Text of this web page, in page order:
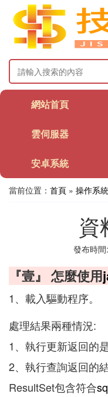
網站首頁
雲伺服器
安卓系統
當前位置： 首頁 » 操作系統
資
發布時
『壹』 怎麼使用
1、載入驅動程序。
處理結果兩種情況:
1、執行更新返回的
2、執行查詢返回的
ResultSet包含符合